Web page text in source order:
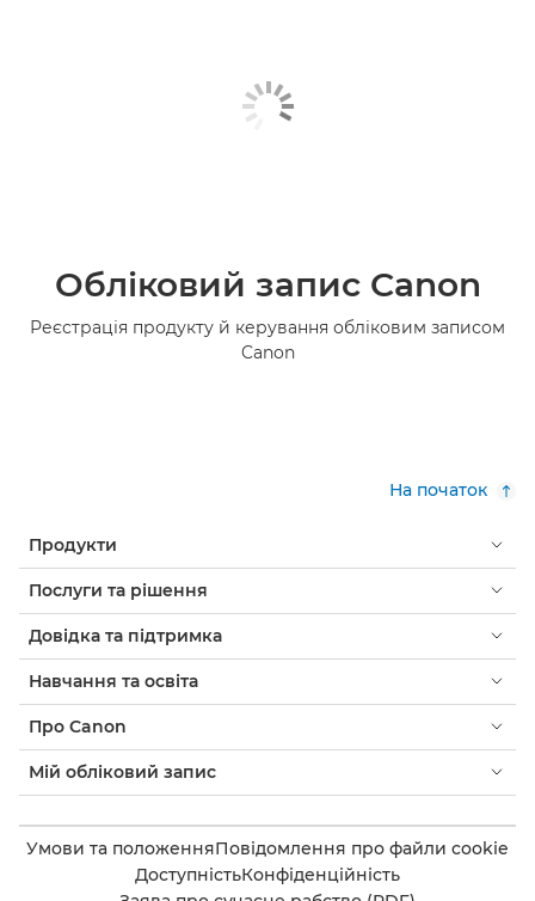
Обліковий запис Canon
Реєстрація продукту й керування обліковим записом
Canon
На початок
Продукти
Послуги та рішення
Довідка та підтримка
Навчання та освіта
Про Canon
Мій обліковий запис
Умови та положенняПовідомлення про файли cookie
ДоступністьКонфіденційність